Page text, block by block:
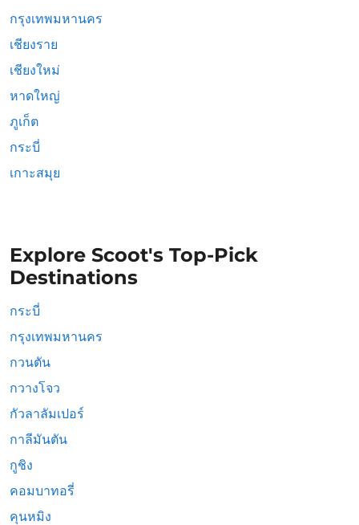
กรุงเทพมหานคร
เชียงราย
เชียงใหม่
หาดใหญ่
ภูเก็ต
กระบี่
เกาะสมุย
Explore Scoot's Top-Pick
Destinations
กระบี่
กรุงเทพมหานคร
กวนตัน
กวางโจว
กัวลาลัมเปอร์
กาลีมันตัน
กูชิง
คอมบาทอรี่
คุนหมิง